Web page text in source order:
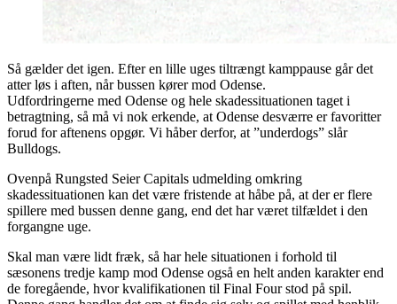
Så gælder det igen. Efter en lille uges tiltrængt kamppause går det
atter løs i aften, når bussen kører mod Odense.
Udfordringerne med Odense og hele skadessituationen taget i
betragtning, så må vi nok erkende, at Odense desværre er favoritter
forud for aftenens opgør. Vi håber derfor, at ”underdogs” slår
Bulldogs.
Ovenpå Rungsted Seier Capitals udmelding omkring
skadessituationen kan det være fristende at håbe på, at der er flere
spillere med bussen denne gang, end det har været tilfældet i den
forgangne uge.
Skal man være lidt fræk, så har hele situationen i forhold til
sæsonens tredje kamp mod Odense også en helt anden karakter end
de foregående, hvor kvalifikationen til Final Four stod på spil.